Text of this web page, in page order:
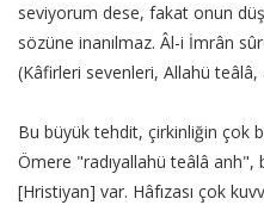
seviyorum dese, fakat onun
sözüne inanılmaz. Âl-i İmrân
(Kâfirleri sevenleri, Allahü
Bu büyük tehdit, çirkinliğin çok
Ömere "radıyallahü teâlâ anh",
[Hristiyan] var. Hâfızası çok